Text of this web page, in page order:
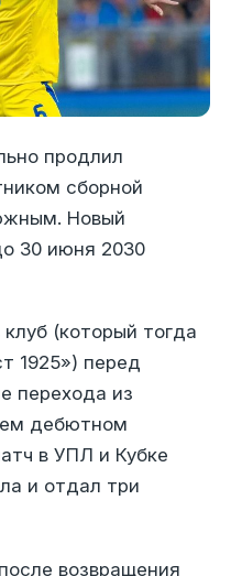
продлил
сборной
Новый
30 июня 2030
(который тогда
1925») перед
перехода из
дебютном
в УПЛ и Кубке
и отдал три
возвращения